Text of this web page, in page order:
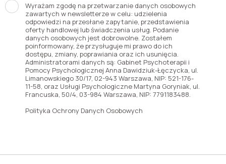
Wyrażam zgodę na przetwarzanie danych osobowych
zawartych w newsletterze w celu: udzielenia
odpowiedzi na przesłane zapytanie, przedstawienia
oferty handlowej lub świadczenia usług. Podanie
danych osobowych jest dobrowolne. Zostałem
poinformowany, że przysługuje mi prawo do ich
dostępu, zmiany, poprawiania oraz ich usunięcia.
Administratorami danych są: Gabinet Psychoterapii i
Pomocy Psychologicznej Anna Dawidziuk-Łęczycka, ul.
Limanowskiego 30/17, 02-943 Warszawa, NIP: 521-176-
11-58, oraz Usługi Psychologiczne Martyna Goryniak, ul.
Francuska, 50/4, 03-984 Warszawa, NIP: 7791183488.
Polityka Ochrony Danych Osobowych